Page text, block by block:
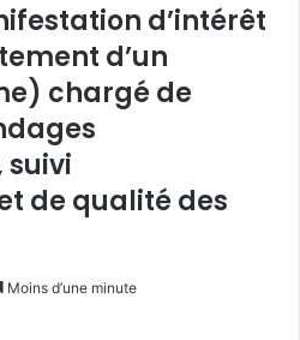
d’intérêt
d’un
chargé de
suivi
de qualité des
Moins d’une minute